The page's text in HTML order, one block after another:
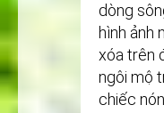
dòng
hình ảnh
xóa trên
ngôi mộ
chiếc